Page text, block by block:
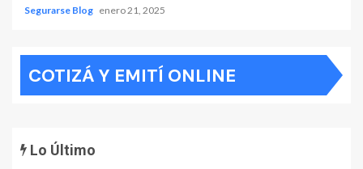
Segurarse Blog enero 21, 2025
COTIZÁ Y EMITÍ ONLINE
Lo Último